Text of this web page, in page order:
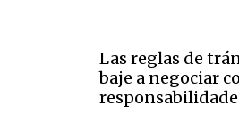
Las reglas de
baje a negociar